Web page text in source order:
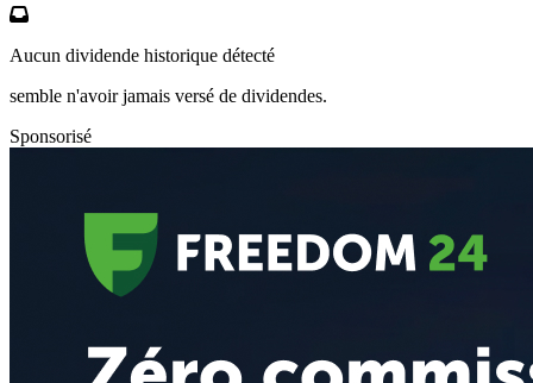
Aucun dividende historique détecté
semble n'avoir jamais versé de dividendes.
Sponsorisé